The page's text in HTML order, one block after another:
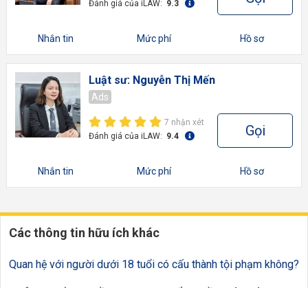
Đánh giá của iLAW: 9.3
Nhắn tin Mức phí Hồ sơ
Luật sư: Nguyễn Thị Mến
Ads
7 nhận xét
Đánh giá của iLAW: 9.4 Gọi
Nhắn tin Mức phí Hồ sơ
Các thông tin hữu ích khác
Quan hệ với người dưới 18 tuổi có cấu thành tội phạm không?